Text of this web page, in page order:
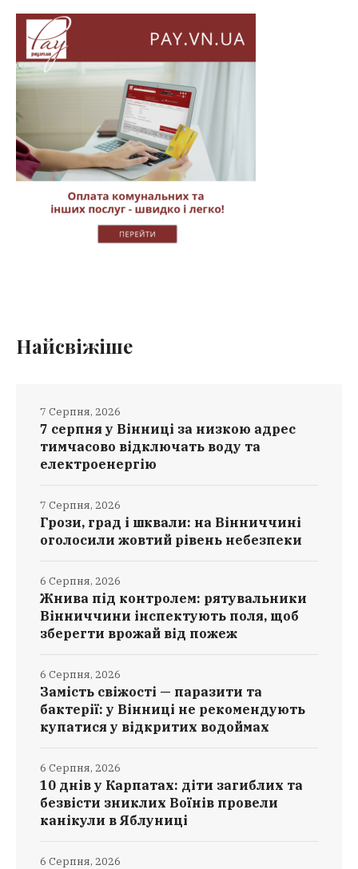
Найсвіжіше
7 серпня у Вінниці за низкою адрес
тимчасово відключать воду та
електроенергію
7 Серпня, 2026
Грози, град і шквали: на Вінниччині
оголосили жовтий рівень небезпеки
7 Серпня, 2026
Жнива під контролем: рятувальники
Вінниччини інспектують поля, щоб
зберегти врожай від пожеж
6 Серпня, 2026
Замість свіжості — паразити та
бактерії: у Вінниці не рекомендують
купатися у відкритих водоймах
6 Серпня, 2026
10 днів у Карпатах: діти загиблих та
безвісти зниклих Воїнів провели
канікули в Яблуниці
6 Серпня, 2026
6 Серпня, 2026